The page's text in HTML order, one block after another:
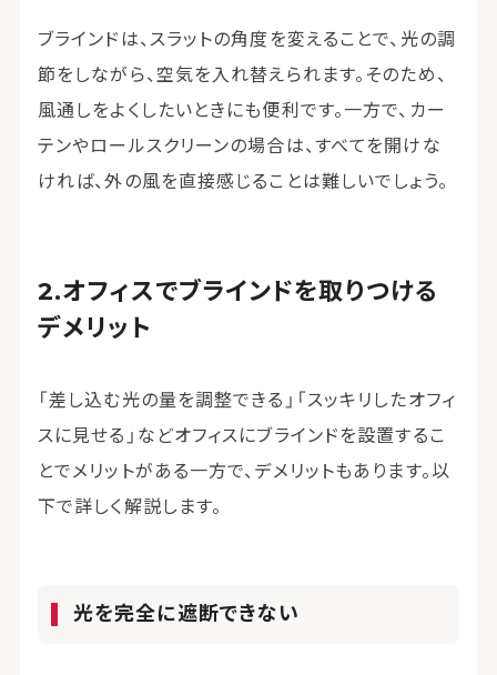
ブラインドは、スラットの角度を変えることで、光の調
節をしながら、空気を入れ替えられます。そのため、
風通しをよくしたいときにも便利です。一方で、カー
テンやロールスクリーンの場合は、すべてを開けな
ければ、外の風を直接感じることは難しいでしょう。
オフィスでブラインドを取りつける
デメリット
「差し込む光の量を調整できる」「スッキリしたオフィ
スに見せる」などオフィスにブラインドを設置するこ
とでメリットがある一方で、デメリットもあります。以
下で詳しく解説します。
光を完全に遮断できない